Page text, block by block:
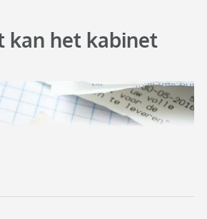
kan het kabinet